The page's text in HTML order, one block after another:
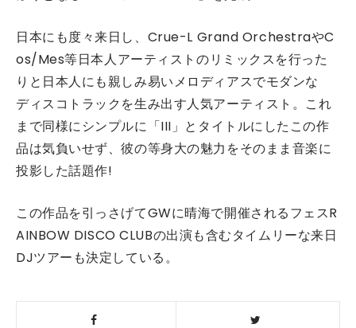
日本にも度々来日し、Crue-L Grand OrchestraやC
os/Mes等日本人アーティストのリミックスを行った
りと日本人にも親しみ易いメロディアスでモダンな
ディスコトラックを生み出す人気アーティスト。これ
まで同様にシンプルに「III」とタイトルにしたこの作
品は気負いせず、彼の等身大の魅力をそのまま音楽に
投影した話題作!
この作品を引っさげてGWに晴海で開催されるフェスR
AINBOW DISCO CLUBの出演も含むタイムリーな来日
DJツアーも決定している。